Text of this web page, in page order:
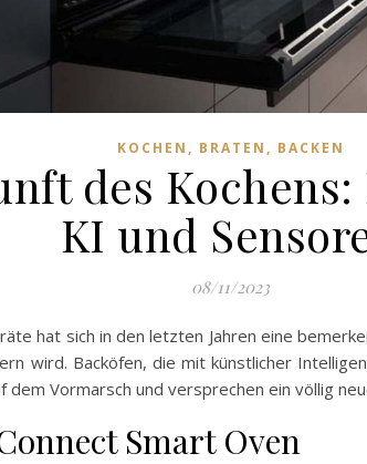
KOCHEN, BRATEN, BACKEN
des
KI und
08/11/2023
hat sich in den letzten Jahren eine
wird. Backöfen, die mit künstlicher
Vormarsch und versprechen ein völlig
Smart Oven